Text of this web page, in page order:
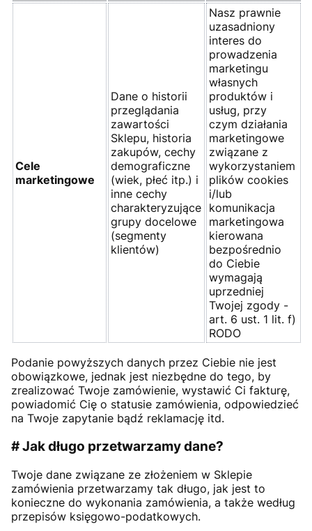
Cele
marketingowe
Dane o historii
przeglądania
zawartości
Sklepu, historia
zakupów, cechy
demograficzne
(wiek, płeć itp.) i
inne cechy
charakteryzujące
grupy docelowe
(segmenty
klientów)
Nasz prawnie
uzasadniony
interes do
prowadzenia
marketingu
własnych
produktów i
usług, przy
czym działania
marketingowe
związane z
wykorzystaniem
plików cookies
i/lub
komunikacja
marketingowa
kierowana
bezpośrednio
do Ciebie
wymagają
uprzedniej
Twojej zgody -
art. 6 ust. 1 lit. f)
RODO
Podanie powyższych danych przez Ciebie nie jest
obowiązkowe, jednak jest niezbędne do tego, by
zrealizować Twoje zamówienie, wystawić Ci fakturę,
powiadomić Cię o statusie zamówienia, odpowiedzieć
na Twoje zapytanie bądź reklamację itd.
# Jak długo przetwarzamy dane?
Twoje dane związane ze złożeniem w Sklepie
zamówienia przetwarzamy tak długo, jak jest to
konieczne do wykonania zamówienia, a także według
przepisów księgowo-podatkowych.